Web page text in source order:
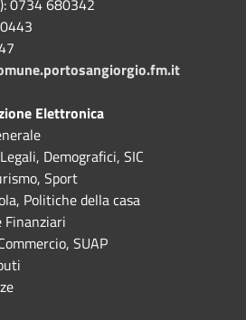
Elettronica
Demografici, SIC
Sport
Politiche della casa
Finanziari
SUAP